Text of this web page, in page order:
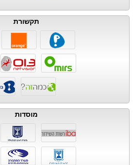
תקשורת
מוסדות